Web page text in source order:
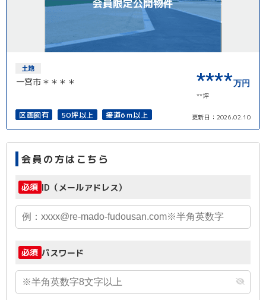
土地
一宮市＊＊＊＊ ****万円
**坪
区画図有 50坪以上 接道6ｍ以上 更新日： 2026.02.10
会員の方はこちら
必須 ID（メールアドレス）
必須 パスワード